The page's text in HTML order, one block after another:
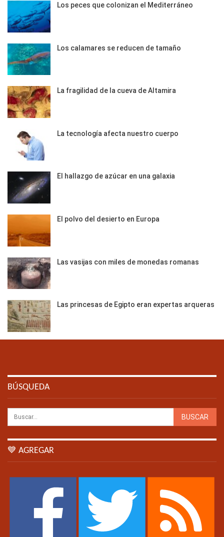
Los peces que colonizan el Mediterráneo
Los calamares se reducen de tamaño
La fragilidad de la cueva de Altamira
La tecnología afecta nuestro cuerpo
El hallazgo de azúcar en una galaxia
El polvo del desierto en Europa
Las vasijas con miles de monedas romanas
Las princesas de Egipto eran expertas arqueras
BÚSQUEDA
💙 AGREGAR